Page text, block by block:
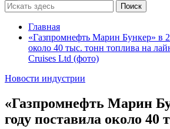
Поиск
Главная
«Газпромнефть Марин Бункер» в
около 40 тыс. тонн топлива на
Cruises Ltd (фото)
Новости индустрии
«Газпромнефть Марин
году поставила около 40